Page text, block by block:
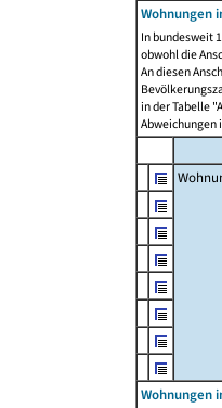
Wohnungen
In bundesweit
obwohl die
An diesen
in der Tabelle
Abweichungen
Wohnungen